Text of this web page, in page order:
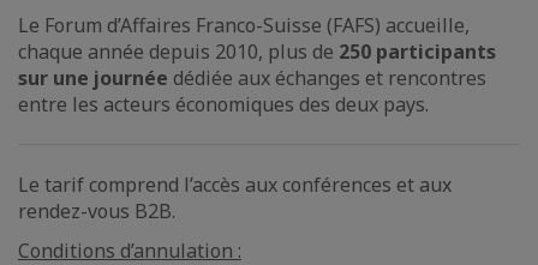
Le Forum d’Affaires Franco-Suisse (FAFS) accueille,
chaque année depuis 2010, plus de 250 participants
sur une journée dédiée aux échanges et rencontres
entre les acteurs économiques des deux pays.
Le tarif comprend l’accès aux conférences et aux
rendez-vous B2B.
Conditions d’annulation :